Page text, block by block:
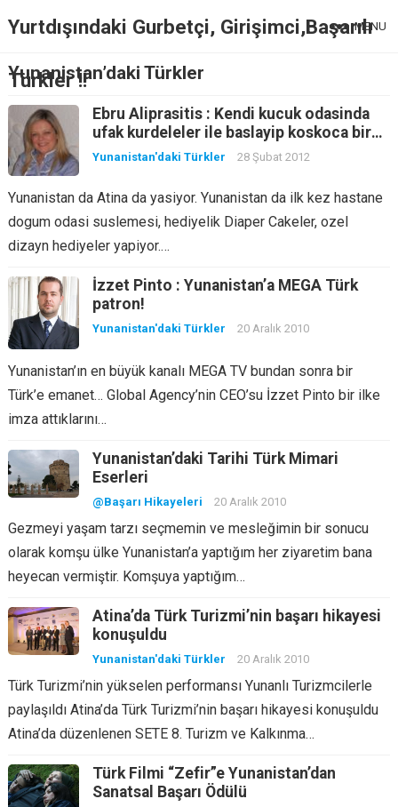
Yurtdışındaki Gurbetçi, Girişimci,Başarılı
Türkler !!
MENU
Yunanistan’daki Türkler
Ebru Aliprasitis : Kendi kucuk odasinda
ufak kurdeleler ile baslayip koskoca bir
sirket yaratti.
Yunanistan'daki Türkler 28 Şubat 2012
Yunanistan da Atina da yasiyor. Yunanistan da ilk kez hastane
dogum odasi suslemesi, hediyelik Diaper Cakeler, ozel
dizayn hediyeler yapiyor.…
İzzet Pinto : Yunanistan’a MEGA Türk
patron!
Yunanistan'daki Türkler 20 Aralık 2010
Yunanistan’ın en büyük kanalı MEGA TV bundan sonra bir
Türk’e emanet… Global Agency’nin CEO’su İzzet Pinto bir ilke
imza attıklarını…
Yunanistan’daki Tarihi Türk Mimari
Eserleri
@Başarı Hikayeleri 20 Aralık 2010
Gezmeyi yaşam tarzı seçmemin ve mesleğimin bir sonucu
olarak komşu ülke Yunanistan’a yaptığım her ziyaretim bana
heyecan vermiştir. Komşuya yaptığım…
Atina’da Türk Turizmi’nin başarı hikayesi
konuşuldu
Yunanistan'daki Türkler 20 Aralık 2010
Türk Turizmi’nin yükselen performansı Yunanlı Turizmcilerle
paylaşıldı Atina’da Türk Turizmi’nin başarı hikayesi konuşuldu
Atina’da düzenlenen SETE 8. Turizm ve Kalkınma…
Türk Filmi “Zefir”e Yunanistan’dan
Sanatsal Başarı Ödülü